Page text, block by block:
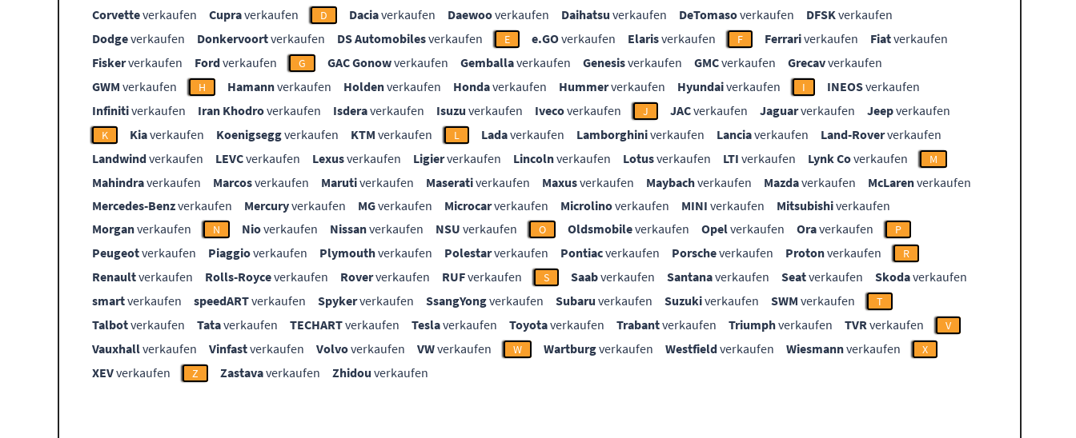
Corvetteverkaufen Cupraverkaufen D Daciaverkaufen Daewooverkaufen Daihatsu verkaufen DeTomasoverkaufen DFSKverkaufen
Dodgeverkaufen Donkervoortverkaufen DS Automobilesverkaufen E e.GOverkaufen Elarisverkaufen F Ferrariverkaufen Fiatverkaufen
Fiskerverkaufen Fordverkaufen G GAC Gonowverkaufen Gemballaverkaufen Genesisverkaufen GMCverkaufen Grecavverkaufen
GWM verkaufen H Hamannverkaufen Holdenverkaufen Hondaverkaufen Hummerverkaufen Hyundaiverkaufen I INEOSverkaufen
Infinitiverkaufen Iran Khodroverkaufen Isderaverkaufen Isuzu verkaufen Ivecoverkaufen J JACverkaufen Jaguarverkaufen Jeepverkaufen
K Kiaverkaufen Koenigseggverkaufen KTM verkaufen L Ladaverkaufen Lamborghiniverkaufen Lanciaverkaufen Land-Roververkaufen
Landwindverkaufen LEVCverkaufen Lexusverkaufen Ligierverkaufen Lincolnverkaufen Lotusverkaufen LTI verkaufen Lynk Coverkaufen M
Mahindraverkaufen Marcosverkaufen Marutiverkaufen Maserativerkaufen Maxusverkaufen Maybachverkaufen Mazdaverkaufen McLarenverkaufen
Mercedes-Benzverkaufen Mercuryverkaufen MGverkaufen Microcarverkaufen Microlinoverkaufen MINI verkaufen Mitsubishiverkaufen
Morganverkaufen N Nioverkaufen Nissanverkaufen NSU verkaufen O Oldsmobileverkaufen Opelverkaufen Oraverkaufen P
Peugeotverkaufen Piaggioverkaufen Plymouthverkaufen Polestarverkaufen Pontiacverkaufen Porscheverkaufen Protonverkaufen R
Renaultverkaufen Rolls-Royceverkaufen Roververkaufen RUFverkaufen S Saabverkaufen Santanaverkaufen Seatverkaufen Skodaverkaufen
smartverkaufen speedARTverkaufen Spykerverkaufen SsangYongverkaufen Subaru verkaufen Suzukiverkaufen SWM verkaufen T
Talbotverkaufen Tataverkaufen TECHARTverkaufen Teslaverkaufen Toyotaverkaufen Trabantverkaufen Triumphverkaufen TVRverkaufen V
Vauxhallverkaufen Vinfastverkaufen Volvoverkaufen VWverkaufen W Wartburgverkaufen Westfieldverkaufen Wiesmannverkaufen X
XEVverkaufen Z Zastavaverkaufen Zhidou verkaufen